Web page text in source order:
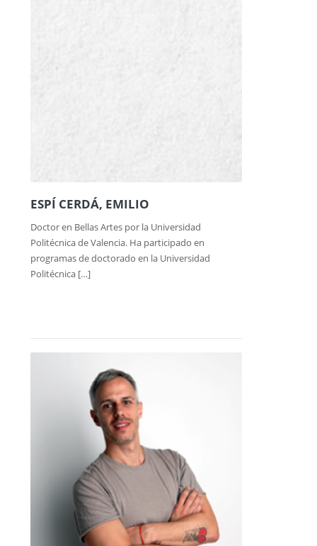
ESPÍ CERDÁ, EMILIO
Doctor en Bellas Artes por la Universidad
Politécnica de Valencia. Ha participado en
programas de doctorado en la Universidad
Politécnica […]